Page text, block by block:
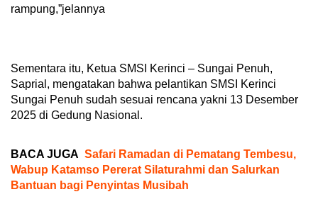
rampung,”jelannya
Sementara itu, Ketua SMSI Kerinci – Sungai Penuh,
Saprial, mengatakan bahwa pelantikan SMSI Kerinci
Sungai Penuh sudah sesuai rencana yakni 13 Desember
2025 di Gedung Nasional.
BACA JUGA Safari Ramadan di Pematang Tembesu,
Wabup Katamso Pererat Silaturahmi dan Salurkan
Bantuan bagi Penyintas Musibah